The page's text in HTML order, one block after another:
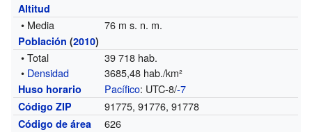
Altitud
• Media 76 m s. n. m.
Población (2010)
• Total
39 718 hab.
• Densidad 3685,48 hab./km²
Huso horario Pacífico: UTC-8/-7
Código ZIP 91775, 91776, 91778
Código de área
626